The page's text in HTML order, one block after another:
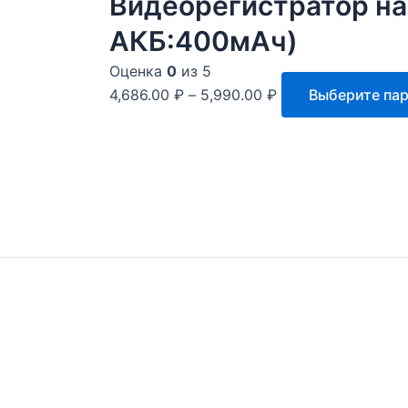
странице
АКБ:400мАч)
Оценка 0 из 5
4,686.00 ₽ – 5,990.00 ₽ Выберите